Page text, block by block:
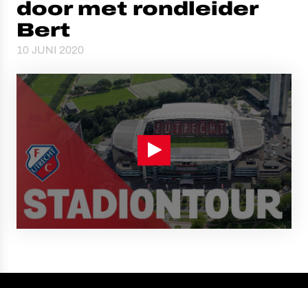
door met rondleider
Bert
10 JUNI 2020